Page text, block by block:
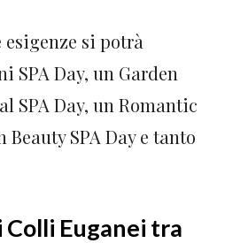
si potrà
SPA Day, un Garden
SPA Day, un Romantic
Beauty SPA Day e tanto
Euganei tra